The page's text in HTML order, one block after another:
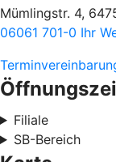
Mümlingstr. 4,
06061 701-0 Ihr
Filiale
SB-Bereich